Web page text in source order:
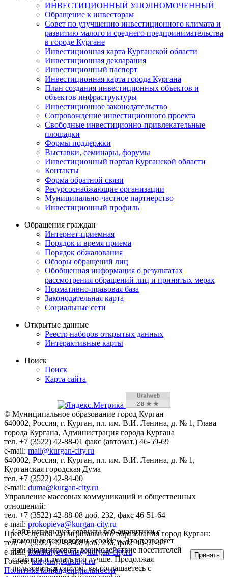
ИНВЕСТИЦИОННЫЙ УПОЛНОМОЧЕННЫЙ
Обращение к инвесторам
Совет по улучшению инвестиционного климата и
развитию малого и среднего предпринимательства
в городе Кургане
Инвестиционная карта Курганской области
Инвестиционная декларация
Инвестиционный паспорт
Инвестиционная карта города Кургана
План создания инвестиционных объектов и
объектов инфраструктуры
Инвестиционное законодательство
Сопровождение инвестиционного проекта
Свободные инвестиционно-привлекательные
площадки
Формы поддержки
Выставки, семинары, форумы
Инвестиционный портал Курганской области
Контакты
Форма обратной связи
Ресурсоснабжающие организации
Муниципально-частное партнерство
Инвестиционный профиль
Обращения граждан
Интернет-приемная
Порядок и время приема
Порядок обжалования
Обзоры обращений лиц
Обобщенная информация о результатах
рассмотрения обращений лиц и принятых мерах
Нормативно-правовая база
Законодательная карта
Социальные сети
Открытые данные
Реестр наборов открытых данных
Интерактивные карты
Поиск
Поиск
Карта сайта
© Муниципальное образование город Курган
640002, Россия, г. Курган, пл. им. В.И. Ленина, д. № 1, Глава
города Кургана, Администрация города Кургана
тел. +7 (3522) 42-88-01 факс (автомат.) 46-59-69
e-mail: mail@kurgan-city.ru
640002, Россия, г. Курган, пл. им. В.И. Ленина, д. № 1,
Курганская городская Дума
тел. +7 (3522) 42-84-00
e-mail: duma@kurgan-city.ru
Управление массовых коммуникаций и общественных
отношений:
тел. +7 (3522) 42-88-08 доб. 232, факс 46-51-64
e-mail: prokopieva@kurgan-city.ru
Пресс-служба муниципального образования город Курган:
тел. +7 (3522) 42-88-08 доб. 236, факс 46-51-64
e-mail:kondratyeva-ma@kurgan-city.ru
Госвеб:kurgan.gosuslugi.ru
Политика конфиденциальности
Сайт использует сервисы веб-аналитики с
помощью технологии «cookie». Это позволяет
нам анализировать взаимодействие посетителей
с сайтом и делать его лучше. Продолжая
пользоваться сайтом, вы соглашаетесь с
Принять